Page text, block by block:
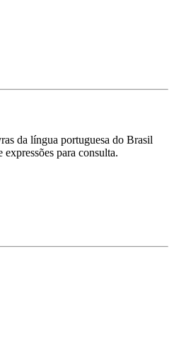
da língua portuguesa do Brasil
para consulta.